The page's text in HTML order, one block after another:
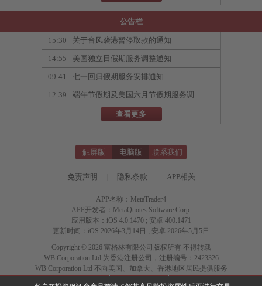
公告栏
15:30 关于台风袭港暂停取款的通知
14:55 美国独立日假期服务调整通知
09:41 七一回归假期服务安排通知
12:39 端午节假期及美国六月节假期服务调...
查看更多
触屏版 电脑版 联系我们
免责声明 隐私条款 APP相关
APP名称：MetaTrader4
APP开发者：MetaQuotes Software Corp.
应用版本：iOS 4.0.1470 ; 安卓 400.1471
更新时间：iOS 2026年3月14日 ; 安卓 2026年5月5日
Copyright © 2026 富格林有限公司版权所有 不得转载
WB Corporation Ltd 为香港注册公司，注册编号：2423326
WB Corporation Ltd 不向美国、加拿大、香港地区居民提供服务